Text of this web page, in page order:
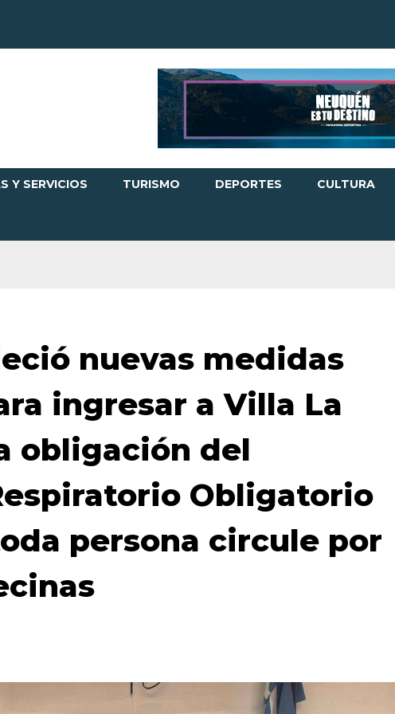
Y SERVICIOS TURISMO DEPORTES CULTURA
nuevas medidas
ingresar a Villa La
obligación del
Obligatorio
persona circule por